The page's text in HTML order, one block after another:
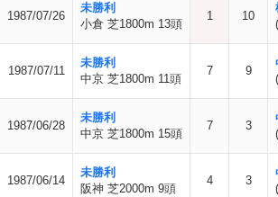
1987/07/26
未勝利
小倉 芝1800m 13頭
1 10
1987/07/11
未勝利
中京 芝1800m 11頭
7 9
1987/06/28
未勝利
中京 芝1800m 15頭
7 3
1987/06/14
未勝利
阪神 芝2000m 9頭
4 3